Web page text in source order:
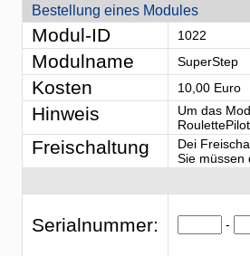
Bestellung eines Modules
Modul-ID 1022
Modulname SuperStep
Kosten 10,00 Euro
Hinweis
Um das
Freischaltung
Dei
Sie müssen
Serialnummer: -